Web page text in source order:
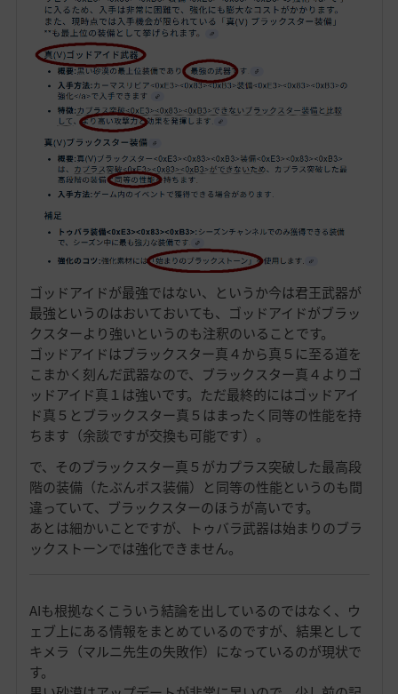
ゴッドアイドが最強ではない、というか今は君王武器が
最強というのはおいておいても、ゴッドアイドがブラッ
クスターより強いというのも注釈のいることです。
ゴッドアイドはブラックスター真４から真５に至る道を
こまかく刻んだ武器なので、ブラックスター真４よりゴ
ッドアイド真１は強いです。ただ最終的にはゴッドアイ
ド真５とブラックスター真５はまったく同等の性能を持
ちます（余談ですが交換も可能です）。
で、そのブラックスター真５がカプラス突破した最高段
階の装備（たぶんボス装備）と同等の性能というのも間
違っていて、ブラックスターのほうが高いです。
あとは細かいことですが、トゥバラ武器は始まりのブラ
ックストーンでは強化できません。
AIも根拠なくこういう結論を出しているのではなく、ウ
ェブ上にある情報をまとめているのですが、結果として
キメラ（マルニ先生の失敗作）になっているのが現状で
す。